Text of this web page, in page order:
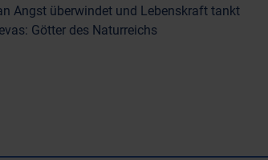
Angst überwindet und Lebenskraft tankt
Götter des Naturreichs